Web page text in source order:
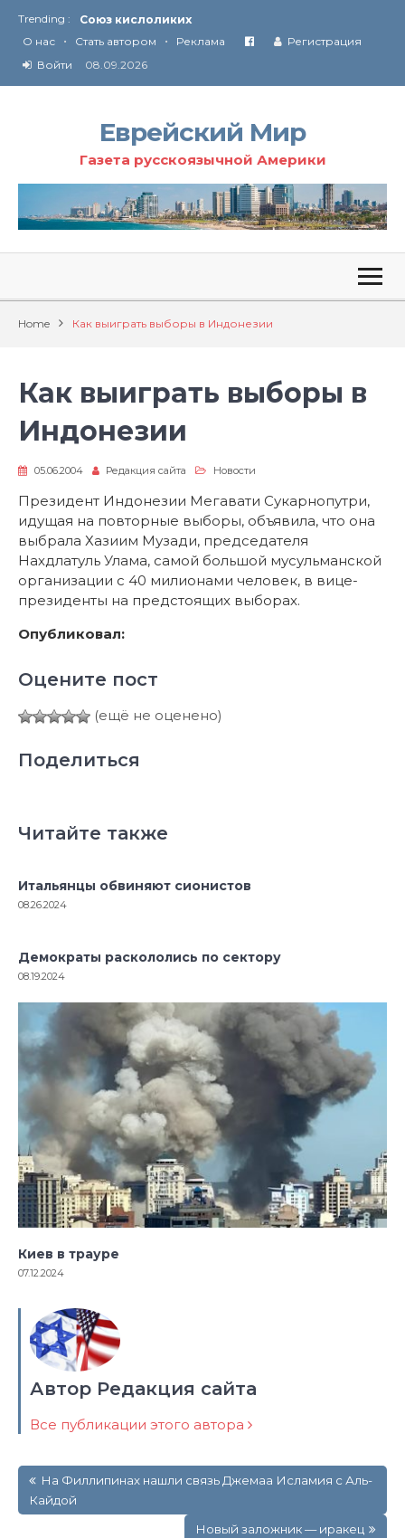
Trending :
Союз кислоликих
Соглашение США с Ираном
Технология Революции в Иране
О нас • Стать автором • Реклама
Регистрация
Войти
08.09.2026
Еврейский Мир
Газета русскоязычной Америки
Home Как выиграть выборы в Индонезии
Как выиграть выборы в
Индонезии
05.06.2004 Редакция сайта Новости
Президент Индонезии Мегавати Сукарнопутри,
идущая на повторные выборы, объявила, что она
выбрала Хазиим Музади, председателя
Нахдлатуль Улама, самой большой мусульманской
организации с 40 милионами человек, в вице-
президенты на предстоящих выборах.
Опубликовал:
Оцените пост
(ещё не оценено)
Поделиться
Читайте также
Итальянцы обвиняют сионистов
08.26.2024
Демократы раскололись по сектору
08.19.2024
Киев в трауре
07.12.2024
Автор Редакция сайта
Все публикации этого автора
по
записям
На Филлипинах нашли связь Джемаа Исламия с Аль-
Кайдой
Новый заложник — иракец